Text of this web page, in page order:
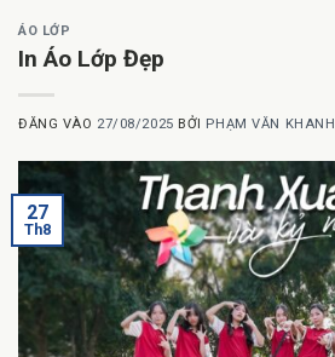
ÁO LỚP
In Áo Lớp Đẹp
ĐĂNG VÀO 27/08/2025 BỞI PHẠM VĂN KHANH
27
Th8